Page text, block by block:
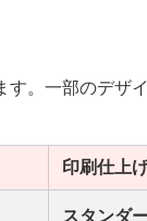
。一部のデザ
印刷仕上
スタンダ